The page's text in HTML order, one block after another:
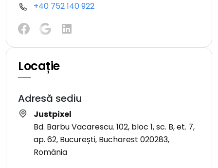
+40 752 140 922
Locație
Adresă sediu
Justpixel
Bd. Barbu Vacarescu. 102, bloc 1, sc. B, et. 7,
ap. 62, București, Bucharest 020283,
România